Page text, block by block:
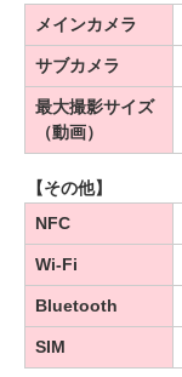
メインカメラ
サブカメラ
最大撮影サイズ
（動画）
【その他】
NFC
Wi-Fi
Bluetooth
SIM